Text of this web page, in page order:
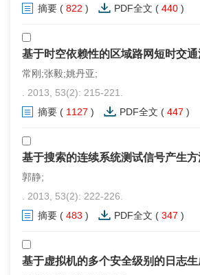
摘要 ( 822 ) PDF全文 ( 440 )
基于时空依赖性的区域路网短时交
常刚;张毅;姚丹亚;
. 2013, 53(2): 215-221.
摘要 ( 1127 ) PDF全文 ( 447 )
基于搜索的连续系统测试信号产生方
郭静;
. 2013, 53(2): 222-226.
摘要 ( 483 ) PDF全文 ( 347 )
基于虚拟机的多个安全级别的日志